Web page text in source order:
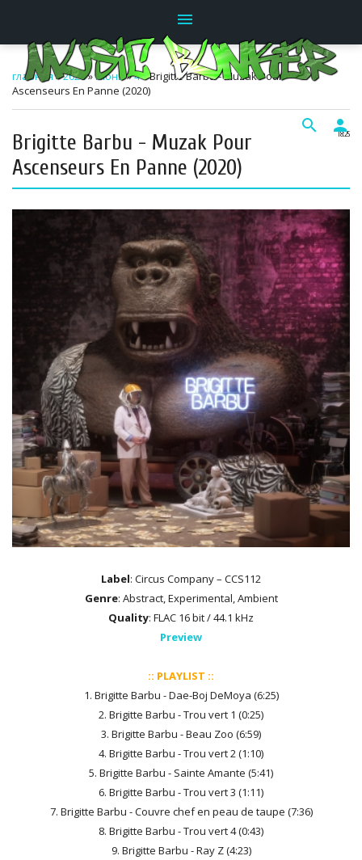
menu
search person
главная»2026»Июнь»4» Brigitte Barbu - Muzak Pour
Ascenseurs En Panne (2020)
18:25
Brigitte Barbu - Muzak Pour
Ascenseurs En Panne (2020)
Label: Circus Company – CCS112
Genre: Abstract, Experimental, Ambient
Quality: FLAC 16 bit / 44.1 kHz
Preview
:: PLAYLIST ::
1. Brigitte Barbu - Dae-Boj DeMoya (6:25)
2. Brigitte Barbu - Trou vert 1 (0:25)
3. Brigitte Barbu - Beau Zoo (6:59)
4. Brigitte Barbu - Trou vert 2 (1:10)
5. Brigitte Barbu - Sainte Amante (5:41)
6. Brigitte Barbu - Trou vert 3 (1:11)
7. Brigitte Barbu - Couvre chef en peau de taupe (7:36)
8. Brigitte Barbu - Trou vert 4 (0:43)
9. Brigitte Barbu - Ray Z (4:23)